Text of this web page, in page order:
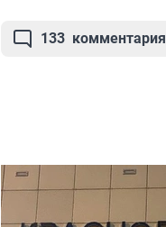
133 комментария